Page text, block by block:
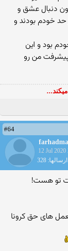
دنبال عشق و
خودم بودند و
بود و این
من رو
#64
12 Jul 2020
ارسالها: 328
های حق کرونا